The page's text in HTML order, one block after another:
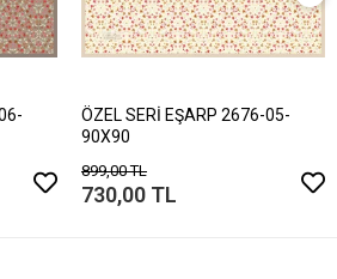
ÖZEL SERİ EŞARP 2676-05-
90X90
899,00 TL
730,00 TL